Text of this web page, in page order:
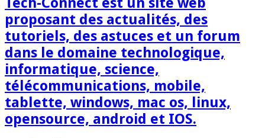
proposant des actualités, des
tutoriels, des astuces et un forum
dans le domaine technologique,
informatique, science,
télécommunications, mobile,
tablette, windows, mac os, linux,
opensource, android et IOS.